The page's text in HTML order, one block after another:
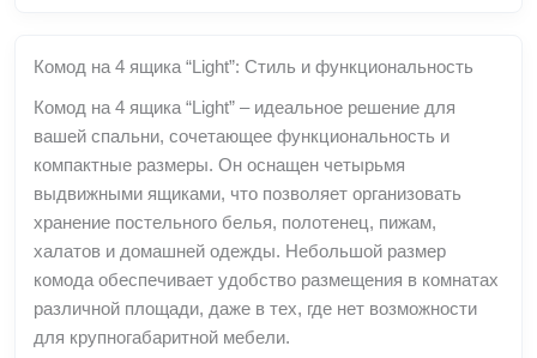
Комод на 4 ящика “Light”: Стиль и функциональность
Комод на 4 ящика “Light” – идеальное решение для
вашей спальни, сочетающее функциональность и
компактные размеры. Он оснащен четырьмя
выдвижными ящиками, что позволяет организовать
хранение постельного белья, полотенец, пижам,
халатов и домашней одежды. Небольшой размер
комода обеспечивает удобство размещения в комнатах
различной площади, даже в тех, где нет возможности
для крупногабаритной мебели.